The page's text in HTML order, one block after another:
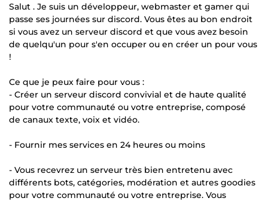
Salut . Je suis un développeur, webmaster et gamer qui
passe ses journées sur discord. Vous êtes au bon endroit
si vous avez un serveur discord et que vous avez besoin
de quelqu'un pour s'en occuper ou en créer un pour vous
!
Ce que je peux faire pour vous :
- Créer un serveur discord convivial et de haute qualité
pour votre communauté ou votre entreprise, composé
de canaux texte, voix et vidéo.
- Fournir mes services en 24 heures ou moins
- Vous recevrez un serveur très bien entretenu avec
différents bots, catégories, modération et autres goodies
pour votre communauté ou votre entreprise. Vous